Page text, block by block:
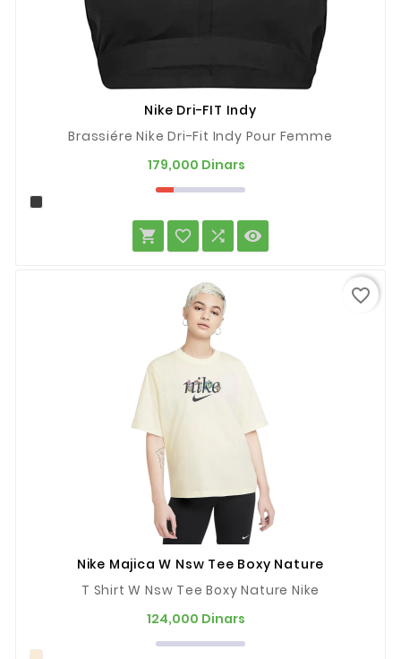
Nike Dri-FIT Indy
Brassiére Nike Dri-Fit Indy Pour Femme
179,000 Dinars
   
Nike Majica W Nsw Tee Boxy Nature
T Shirt W Nsw Tee Boxy Nature Nike
124,000 Dinars
favorite_border